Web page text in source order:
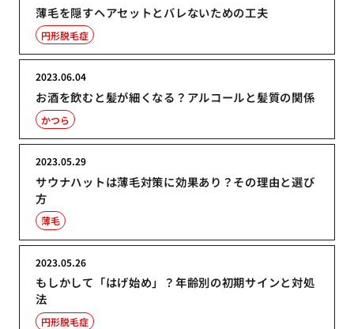
薄毛を隠すヘアセットとバレないための工夫
円形脱毛症
お酒を飲むと髪が細くなる？アルコールと髪質の関係
2023.06.04
かつら
サウナハットは薄毛対策に効果あり？その理由と選び
方
2023.05.29
薄毛
もしかして「はげ始め」？年齢別の初期サインと対処
法
2023.05.26
円形脱毛症